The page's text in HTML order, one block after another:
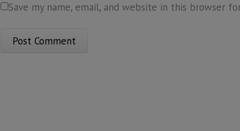
Save my name, email, and website in this browser